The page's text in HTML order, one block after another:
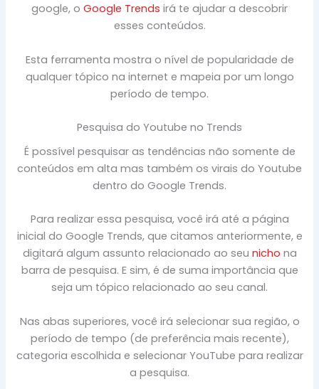
google, o Google Trends irá te ajudar a descobrir
esses conteúdos.
Esta ferramenta mostra o nível de popularidade de
qualquer tópico na internet e mapeia por um longo
período de tempo.
Pesquisa do Youtube no Trends
É possível pesquisar as tendências não somente de
conteúdos em alta mas também os virais do Youtube
dentro do Google Trends.
Para realizar essa pesquisa, você irá até a página
inicial do Google Trends, que citamos anteriormente, e
digitará algum assunto relacionado ao seu nicho na
barra de pesquisa. E sim, é de suma importância que
seja um tópico relacionado ao seu canal.
Nas abas superiores, você irá selecionar sua região, o
período de tempo (de preferência mais recente),
categoria escolhida e selecionar YouTube para realizar
a pesquisa.